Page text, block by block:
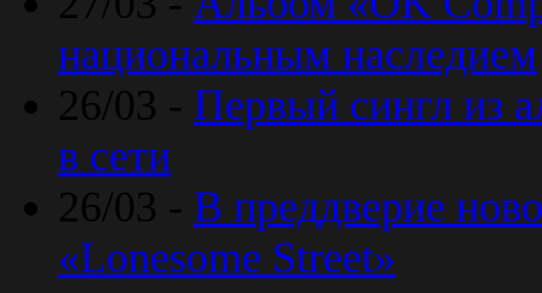
национальным наследием
26/03 - Первый сингл из
в сети
26/03 - В преддверие
«Lonesome Street»